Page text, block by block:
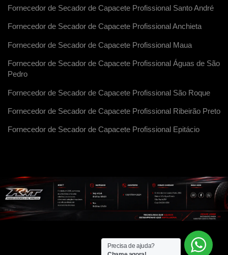
Fornecedor de Secador de Capacete Profissional Santo André
Fornecedor de Secador de Capacete Profissional Anchieta
Fornecedor de Secador de Capacete Profissional Maua
Fornecedor de Secador de Capacete Profissional Águas de São
Pedro
Fornecedor de Secador de Capacete Profissional São Roque
Fornecedor de Secador de Capacete Profissional Ribeirão Preto
Fornecedor de Secador de Capacete Profissional Epitácio
Precisa de ajuda?